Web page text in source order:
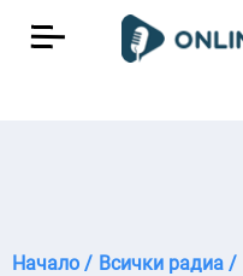
Начало / Всички радиа /